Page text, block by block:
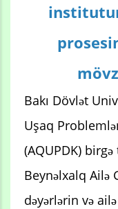
Bakı Dövlət
Uşaq
(AQUPDK) birgə
Beynəlxalq Ailə
dəyərlərin və